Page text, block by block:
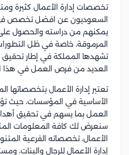
تخصصات إدارة الأعمال كثيرة
السعوديون عن افضل تخصص في
يمكنهم من دراسته والحصول
المرموقة، خاصة في ظل التطورات
العديد من فرص العمل في هذا
تعتبر إدارة الأعمال بتخصصاتها
الأساسية في المؤسسات، حيث
العمل بما يسهم في تحقيق
سنعرض لك كافة المعلومات
الأعمال، تخصصاته الفرعية
إدارة الأعمال للرجال والبنات،